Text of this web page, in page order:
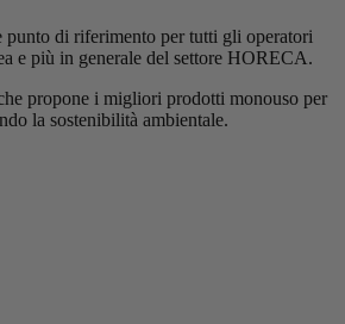
punto di riferimento per tutti gli operatori
e più in generale del settore HORECA.
propone i migliori prodotti monouso per
la sostenibilità ambientale.